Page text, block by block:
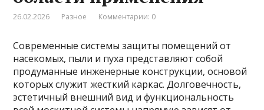
26.02.2026 Разное Комментарии: 0
Современные системы защиты помещений от
насекомых, пыли и пуха представляют собой
продуманные инженерные конструкции, основой
которых служит жесткий каркас. Долговечность,
эстетичный внешний вид и функциональность